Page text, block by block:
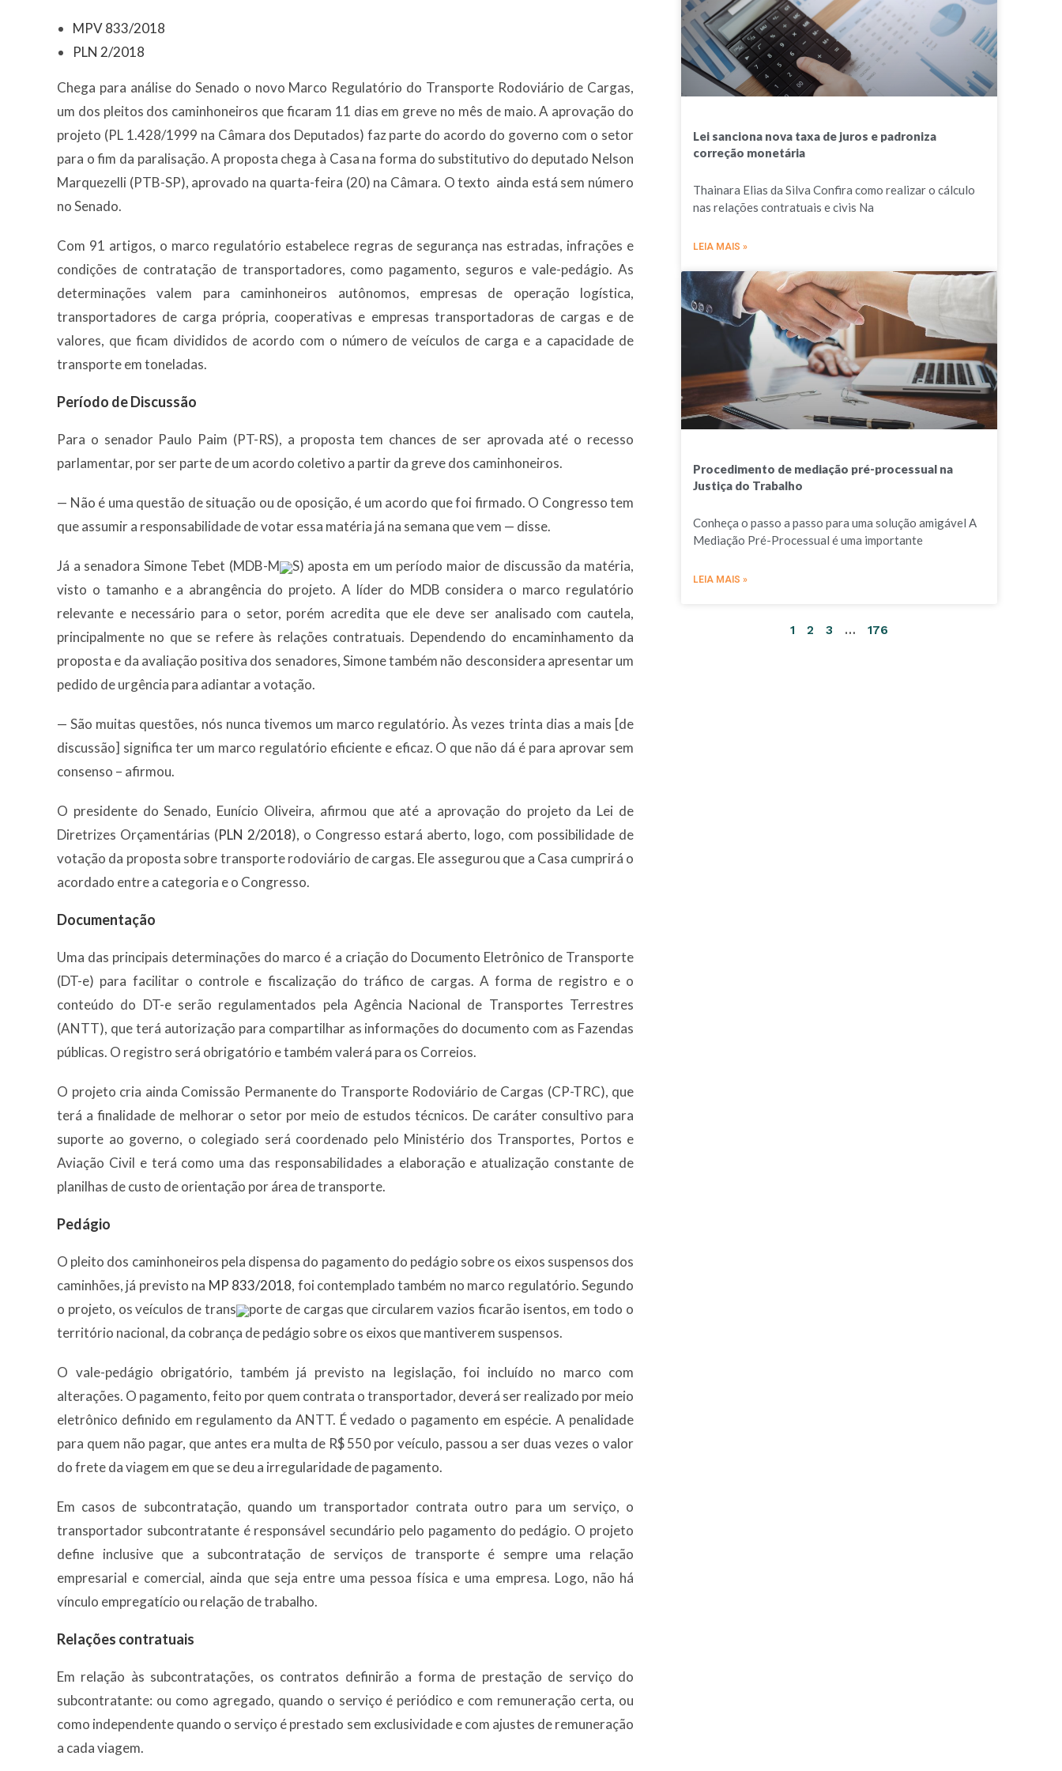
MPV 833/2018
PLN 2/2018
Chega para análise do Senado o novo Marco Regulatório do Transporte Rodoviário de Cargas,
um dos pleitos dos caminhoneiros que ficaram 11 dias em greve no mês de maio. A aprovação do
projeto (PL 1.428/1999 na Câmara dos Deputados) faz parte do acordo do governo com o setor
para o fim da paralisação. A proposta chega à Casa na forma do substitutivo do deputado Nelson
Marquezelli (PTB-SP), aprovado na quarta-feira (20) na Câmara. O texto ainda está sem número
no Senado.
Com 91 artigos, o marco regulatório estabelece regras de segurança nas estradas, infrações e
condições de contratação de transportadores, como pagamento, seguros e vale-pedágio. As
determinações valem para caminhoneiros autônomos, empresas de operação logística,
transportadores de carga própria, cooperativas e empresas transportadoras de cargas e de
valores, que ficam divididos de acordo com o número de veículos de carga e a capacidade de
transporte em toneladas.
Período de Discussão
Para o senador Paulo Paim (PT-RS), a proposta tem chances de ser aprovada até o recesso
parlamentar, por ser parte de um acordo coletivo a partir da greve dos caminhoneiros.
— Não é uma questão de situação ou de oposição, é um acordo que foi firmado. O Congresso tem
que assumir a responsabilidade de votar essa matéria já na semana que vem — disse.
Já a senadora Simone Tebet (MDB-M
S) aposta em um período maior de discussão da matéria,
visto o tamanho e a abrangência do projeto. A líder do MDB considera o marco regulatório
relevante e necessário para o setor, porém acredita que ele deve ser analisado com cautela,
principalmente no que se refere às relações contratuais. Dependendo do encaminhamento da
proposta e da avaliação positiva dos senadores, Simone também não desconsidera apresentar um
pedido de urgência para adiantar a votação.
— São muitas questões, nós nunca tivemos um marco regulatório. Às vezes trinta dias a mais [de
discussão] significa ter um marco regulatório eficiente e eficaz. O que não dá é para aprovar sem
consenso – afirmou.
O presidente do Senado, Eunício Oliveira, afirmou que até a aprovação do projeto da Lei de
Diretrizes Orçamentárias (PLN 2/2018), o Congresso estará aberto, logo, com possibilidade de
votação da proposta sobre transporte rodoviário de cargas. Ele assegurou que a Casa cumprirá o
acordado entre a categoria e o Congresso.
Documentação
Uma das principais determinações do marco é a criação do Documento Eletrônico de Transporte
(DT-e) para facilitar o controle e fiscalização do tráfico de cargas. A forma de registro e o
conteúdo do DT-e serão regulamentados pela Agência Nacional de Transportes Terrestres
(ANTT), que terá autorização para compartilhar as informações do documento com as Fazendas
públicas. O registro será obrigatório e também valerá para os Correios.
O projeto cria ainda Comissão Permanente do Transporte Rodoviário de Cargas (CP-TRC), que
terá a finalidade de melhorar o setor por meio de estudos técnicos. De caráter consultivo para
suporte ao governo, o colegiado será coordenado pelo Ministério dos Transportes, Portos e
Aviação Civil e terá como uma das responsabilidades a elaboração e atualização constante de
planilhas de custo de orientação por área de transporte.
Pedágio
O pleito dos caminhoneiros pela dispensa do pagamento do pedágio sobre os eixos suspensos dos
caminhões, já previsto na MP 833/2018, foi contemplado também no marco regulatório. Segundo
o projeto, os veículos de trans
porte de cargas que circularem vazios ficarão isentos, em todo o
território nacional, da cobrança de pedágio sobre os eixos que mantiverem suspensos.
O vale-pedágio obrigatório, também já previsto na legislação, foi incluído no marco com
alterações. O pagamento, feito por quem contrata o transportador, deverá ser realizado por meio
eletrônico definido em regulamento da ANTT. É vedado o pagamento em espécie. A penalidade
para quem não pagar, que antes era multa de R$ 550 por veículo, passou a ser duas vezes o valor
do frete da viagem em que se deu a irregularidade de pagamento.
Em casos de subcontratação, quando um transportador contrata outro para um serviço, o
transportador subcontratante é responsável secundário pelo pagamento do pedágio. O projeto
define inclusive que a subcontratação de serviços de transporte é sempre uma relação
empresarial e comercial, ainda que seja entre uma pessoa física e uma empresa. Logo, não há
vínculo empregatício ou relação de trabalho.
Relações contratuais
Em relação às subcontratações, os contratos definirão a forma de prestação de serviço do
subcontratante: ou como agregado, quando o serviço é periódico e com remuneração certa, ou
como independente quando o serviço é prestado sem exclusividade e com ajustes de remuneração
a cada viagem.
Lei sanciona nova taxa de juros e padroniza
correção monetária
Thainara Elias da Silva Confira como realizar o cálculo
nas relações contratuais e civis Na
LEIA MAIS »
Procedimento de mediação pré-processual na
Justiça do Trabalho
Conheça o passo a passo para uma solução amigável A
Mediação Pré-Processual é uma importante
LEIA MAIS »
1 2 3 … 176